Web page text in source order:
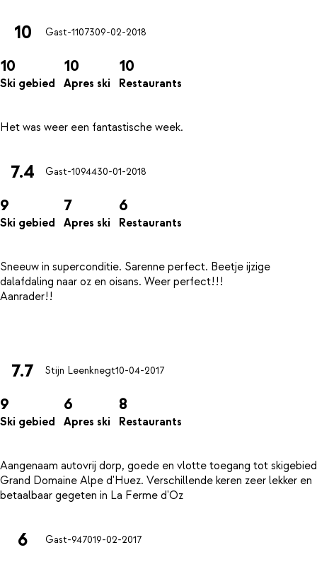
10 Gast-1107309-02-2018
10
Ski gebied
10
Apres ski
10
Restaurants
7.4 Gast-1094430-01-2018
9
Ski gebied
7
Apres ski
6
Restaurants
Sneeuw in superconditie. Sarenne perfect. Beetje ijzige
dalafdaling naar oz en oisans. Weer perfect!!!
Aanrader!!
7.7 Stijn Leenknegt10-04-2017
9
Ski gebied
6
Apres ski
8
Restaurants
Aangenaam autovrij dorp, goede en vlotte toegang tot skigebied
Grand Domaine Alpe d'Huez. Verschillende keren zeer lekker en
6 Gast-947019-02-2017